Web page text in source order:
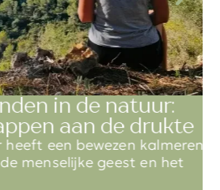
in de natuur:
aan de drukte
een bewezen kalmerend
geest en het